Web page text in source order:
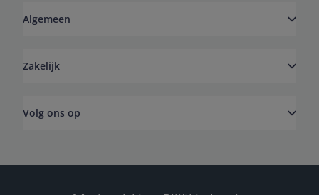
Algemeen
Zakelijk
Volg ons op